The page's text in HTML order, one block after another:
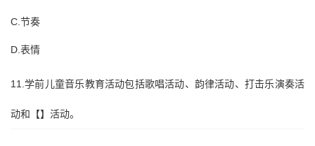
C.节奏
D.表情
11.学前儿童音乐教育活动包括歌唱活动、韵律活动、打击乐演奏活
动和【】活动。